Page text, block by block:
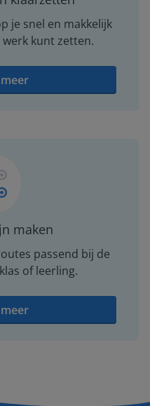
je snel en makkelijk
kunt zetten.
maken
passend bij de
of leerling.